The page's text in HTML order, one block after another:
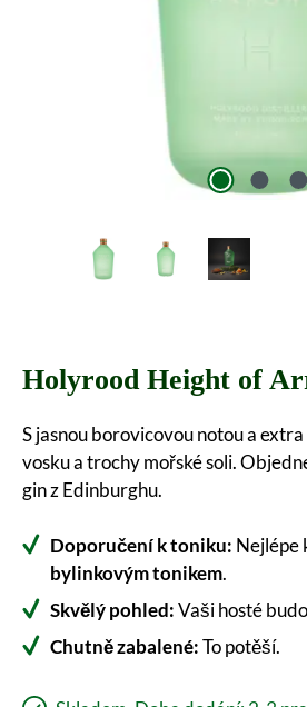
Holyrood Height of
S jasnou borovicovou notou a
vosku a trochy mořské soli.
gin z Edinburghu.
Doporučení k toniku: Nejlépe
bylinkovým tonikem.
Skvělý pohled:Vaši hosté
Chutně zabalené:To potěší.